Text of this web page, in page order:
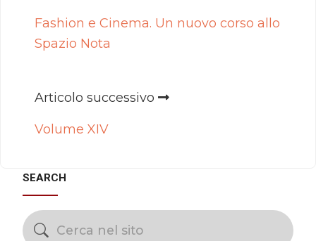
Fashion e Cinema. Un nuovo corso allo
Spazio Nota
Articolo successivo
Volume XIV
SEARCH